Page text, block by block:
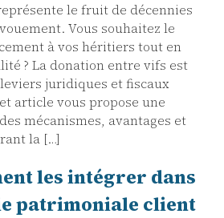
le fruit de décennies
Vous souhaitez le
à vos héritiers tout en
? La donation entre vifs est
juridiques et fiscaux
article vous propose une
mécanismes, avantages et
la […]
les intégrer dans
patrimoniale client